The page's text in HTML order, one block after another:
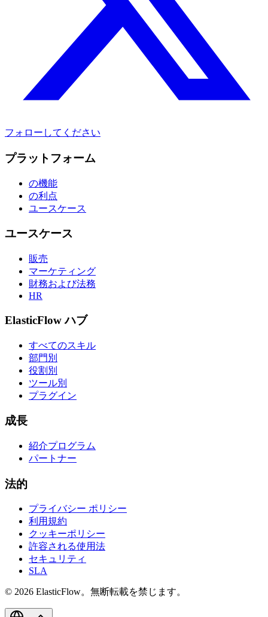
フォローしてください
プラットフォーム
の機能
の利点
ユースケース
ユースケース
販売
マーケティング
財務および法務
HR
ElasticFlow ハブ
すべてのスキル
部門別
役割別
ツール別
プラグイン
成長
紹介プログラム
パートナー
法的
プライバシー ポリシー
利用規約
クッキーポリシー
許容される使用法
セキュリティ
SLA
© 2026 ElasticFlow。無断転載を禁じます。